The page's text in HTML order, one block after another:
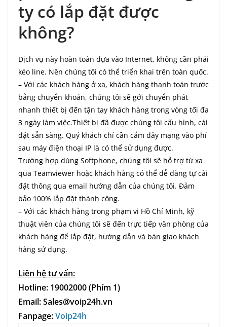
ty có lắp đặt được
không?
Dịch vụ này hoàn toàn dựa vào Internet, không cần phải
kéo line. Nên chúng tôi có thể triển khai trên toàn quốc.
– Với các khách hàng ở xa, khách hàng thanh toán trước
bằng chuyển khoản, chúng tôi sẽ gởi chuyển phát
nhanh thiết bị đến tận tay khách hàng trong vòng tối đa
3 ngày làm việc.Thiết bị đã được chúng tôi cấu hình, cài
đặt sẵn sàng. Quý khách chỉ cần cắm dây mạng vào phí
sau máy điện thoại IP là có thể sử dụng được.
Trường hợp dùng Softphone, chúng tôi sẽ hỗ trợ từ xa
qua Teamviewer hoặc khách hàng có thể dễ dàng tự cài
đặt thông qua email hướng dẫn của chúng tôi. Đảm
bảo 100% lắp đặt thành công.
– Với các khách hàng trong phạm vi Hồ Chí Minh, kỹ
thuật viên của chúng tôi sẽ đến trực tiếp văn phòng của
khách hàng để lắp đặt, hướng dẫn và bàn giao khách
hàng sử dụng.
Liên hệ tư vấn:
Hotline: 19002000 (Phím 1)
Email: Sales@voip24h.vn
Fanpage:Voip24h